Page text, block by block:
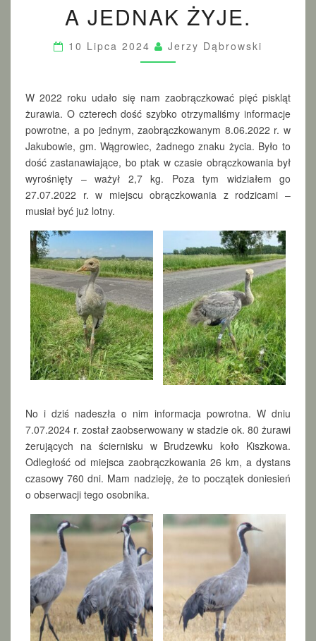
J
E
D
N
Ż
Y
E
.
A JEDNAK ŻYJE.
10 Lipca 2024 Jerzy Dąbrowski
W 2022 roku udało się nam zaobrączkować pięć piskląt
żurawia. O czterech dość szybko otrzymaliśmy informacje
powrotne, a po jednym, zaobrączkowanym 8.06.2022 r. w
Jakubowie, gm. Wągrowiec, żadnego znaku życia. Było to
dość zastanawiające, bo ptak w czasie obrączkowania był
wyrośnięty – ważył 2,7 kg. Poza tym widziałem go
27.07.2022 r. w miejscu obrączkowania z rodzicami –
musiał być już lotny.
No i dziś nadeszła o nim informacja powrotna. W dniu
7.07.2024 r. został zaobserwowany w stadzie ok. 80 żurawi
żerujących na ściernisku w Brudzewku koło Kiszkowa.
Odległość od miejsca zaobrączkowania 26 km, a dystans
czasowy 760 dni. Mam nadzieję, że to początek doniesień
o obserwacji tego osobnika.